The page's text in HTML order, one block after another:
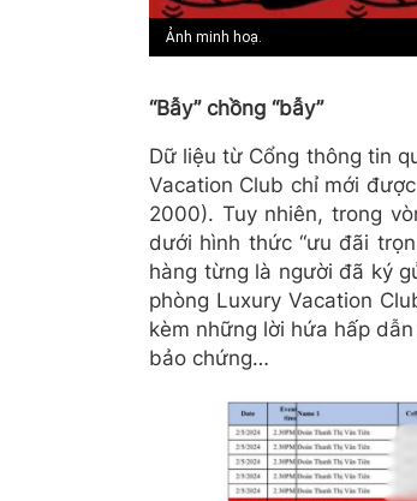
Ảnh minh hoạ.
“Bẫy” chồng “bẫy”
Dữ liệu từ Cổng thông tin
Vacation Club chỉ mới
2000). Tuy nhiên, trong
dưới hình thức “ưu đãi
hàng từng là người đã ký
phòng Luxury Vacation
kèm những lời hứa hấp
bảo chứng…